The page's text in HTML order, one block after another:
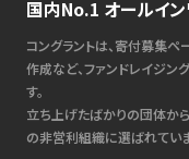
国内No.1 オールイ
コングラントは、寄付募集ペ
作成など、ファンドレイジ
す。
立ち上げたばかりの団体か
の非営利組織に選ばれていま